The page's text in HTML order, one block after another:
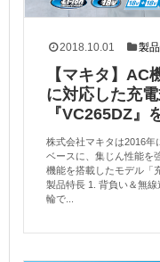
2018.10.01 製
【マキタ】AC
に対応した充
『VC265DZ』
株式会社マキタは2016年
ベースに、集じん性能を
機能を搭載したモデル「
製品特長 1. 背負い＆無
輪で...